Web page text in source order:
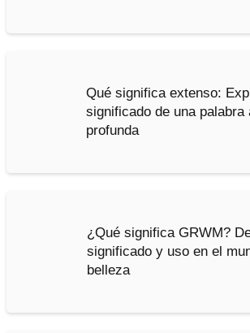
Qué significa extenso:
significado de una palabra
profunda
¿Qué significa GRWM?
significado y uso en el
belleza